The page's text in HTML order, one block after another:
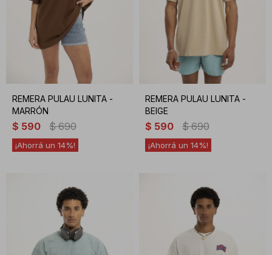
REMERA PULAU LUNITA -
MARRÓN
$ 590 $ 690
14
REMERA PULAU LUNITA -
BEIGE
$ 590 $ 690
14